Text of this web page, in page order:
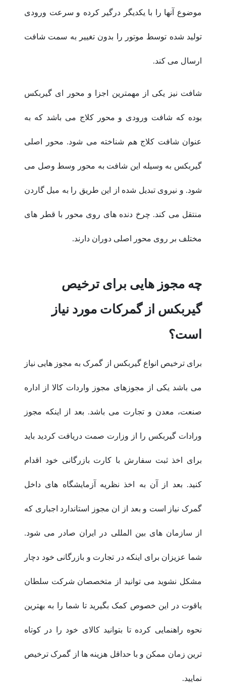
موضوع آنها را با یکدیگر درگیر کرده و سرعت ورودی
تولید شده توسط موتور را بدون تغییر به سمت شافت
ارسال می کند.
شافت نیز یکی از مهمترین اجزا و محور ای گیربکس
بوده که شافت ورودی و محور کلاج می باشد که به
عنوان شافت کلاج هم شناخته می شود. محور اصلی
گیربکس به وسیله این شافت به محور وسط وصل می
شود. و نیروی تبدیل شده از این طریق را به میل گاردن
منتقل می کند. چرخ دنده های روی محور با قطر های
مختلف بر روی محور اصلی دوران دارند.
چه مجوز هایی برای ترخیص
گیربکس از گمرکات مورد نیاز
است؟
برای ترخیص انواع گیربکس از گمرک به مجوز هایی نیاز
می باشد یکی از مجوزهای مجوز واردات کالا از اداره
صنعت، معدن و تجارت می باشد. بعد از اینکه مجوز
ورادات گیربکس را از وزارت صمت دریافت کردید باید
برای اخذ ثبت سفارش با کارت بازرگانی خود اقدام
کنید. بعد از آن به اخذ نظریه آزمایشگاه های داخل
گمرک نیاز است و بعد از ان مجوز استاندارد اجباری که
از سازمان های بین المللی در ایران صادر می شود.
شما عزیزان برای اینکه در تجارت و بازرگانی خود دچار
مشکل نشوید می توانید از متخصصان شرکت سلطان
یاقوت در این خصوص کمک بگیرید تا شما را به بهترین
نحوه راهنمایی کرده تا بتوانید کالای خود را در کوتاه
ترین زمان ممکن و با حداقل هزینه ها از گمرک ترخیص
نمایید.